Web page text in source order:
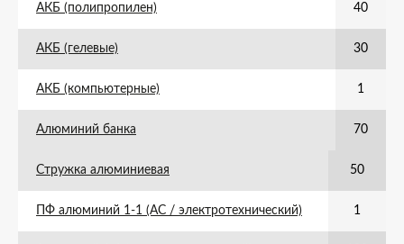
АКБ (полипропилен) 40
АКБ (гелевые) 30
АКБ (компьютерные) 1
Алюминий банка 70
Стружка алюминиевая 50
ПФ алюминий 1-1 (АС / электротехнический) 1